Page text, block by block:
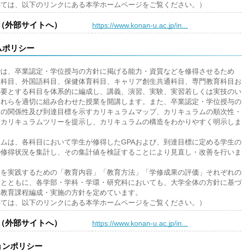
ては、以下のリンクにある本学ホームページをご覧ください。）
外部サイトへ） https://www.konan-u.ac.jp/in...
リシー
、卒業認定・学位授与の方針に掲げる能力・資質などを修得させるため
目、外国語科目、保健体育科目、キャリア創生共通科目、専門教育科目お
とする科目を体系的に編成し、講義、演習、実験、実習若しくは実技のい
らを適切に組み合わせた授業を開講します。また、卒業認定・学位授与の
関係性及び到達目標を示すカリキュラムマップ、カリキュラムの順次性・
リキュラムツリーを提示し、カリキュラムの構造をわかりやすく明示しま
は、各科目において学生が修得したGPAおよび、到達目標に定める学生の
得状況を集計し、その集計値を検証することにより見直し・改善を行いま
実践するための「教育内容」「教育方法」「学修成果の評価」それぞれの
ともに、各学部・学科・学環・研究科においても、大学全体の方針に基づ
育課程編成・実施の方針を定めています。
ては、以下のリンクにある本学ホームページをご覧ください。）
外部サイトへ） https://www.konan-u.ac.jp/in...
ポリシー